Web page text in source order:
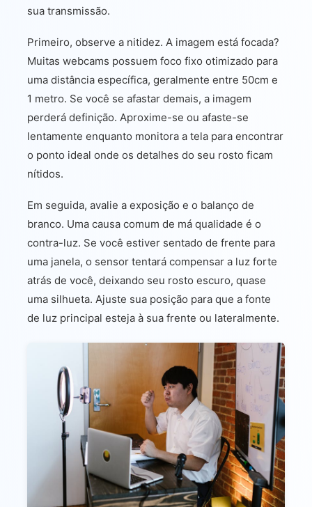
sua transmissão.
Primeiro, observe a nitidez. A imagem está focada?
Muitas webcams possuem foco fixo otimizado para
uma distância específica, geralmente entre 50cm e
1 metro. Se você se afastar demais, a imagem
perderá definição. Aproxime-se ou afaste-se
lentamente enquanto monitora a tela para encontrar
o ponto ideal onde os detalhes do seu rosto ficam
nítidos.
Em seguida, avalie a exposição e o balanço de
branco. Uma causa comum de má qualidade é o
contra-luz. Se você estiver sentado de frente para
uma janela, o sensor tentará compensar a luz forte
atrás de você, deixando seu rosto escuro, quase
uma silhueta. Ajuste sua posição para que a fonte
de luz principal esteja à sua frente ou lateralmente.